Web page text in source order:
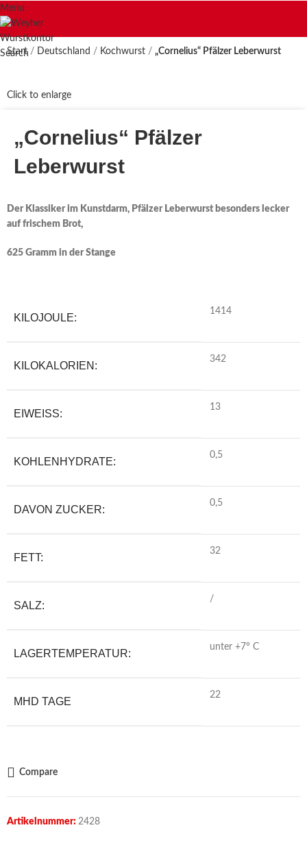
Menu
Search
Start Deutschland Kochwurst „Cornelius“ Pfälzer Leberwurst
Click to enlarge
„Cornelius“ Pfälzer
Leberwurst
Der Klassiker im Kunstdarm, Pfälzer Leberwurst besonders lecker
auf frischem Brot,
625 Gramm in der Stange
KILOJOULE:
1414
KILOKALORIEN:
342
EIWEISS:
13
KOHLENHYDRATE:
0,5
DAVON ZUCKER:
0,5
FETT:
32
SALZ:
/
LAGERTEMPERATUR:
unter +7° C
MHD TAGE
22
Compare
Artikelnummer: 2428